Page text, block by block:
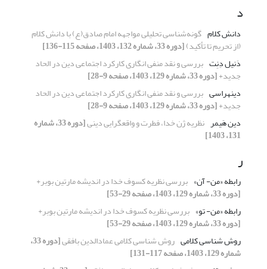
د
دانش کلام گونه‌شناسی تحلیلی مواجهه امام صادق(ع) با دانش کلام
(از تحریم تا تأکید)[دوره 33، شماره 132، 1403، صفحه 115-136]
دَنیل دِنِت بررسی و نقد منفی انگاری کارکرد اجتماعی دین در الحاد
جدید+[دوره 33، شماره 129، 1403، صفحه 9-28]
دین‎هراسی
بررسی و نقد منفی انگاری کارکرد اجتماعی دین در الحاد
جدید+[دوره 33، شماره 129، 1403، صفحه 9-28]
دین هَیمر نظریه ژن خدا، فطرت و واقعگرایی دینی [دوره 33، شماره
131، 1403]
ر
رابطه «من- آن» بررسی نظریه کسوف خدا در اندیشه مارتین بوبر+
[دوره 33، شماره 129، 1403، صفحه 29-53]
رابطه «من- تو» بررسی نظریه کسوف خدا در اندیشه مارتین بوبر+
[دوره 33، شماره 129، 1403، صفحه 29-53]
روش شناسی کلامی روش شناسی کلامی عمادالدین بافقی [دوره 33،
شماره 129، 1403، صفحه 117-131]